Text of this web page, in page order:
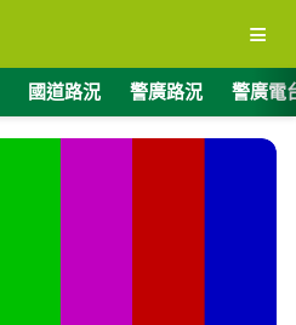
≡
國道路況 警廣路況 警廣電